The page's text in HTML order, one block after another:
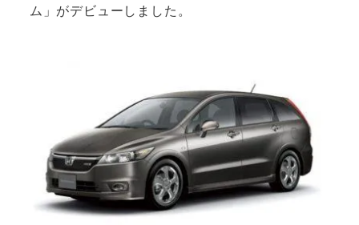
ム」がデビューしました。